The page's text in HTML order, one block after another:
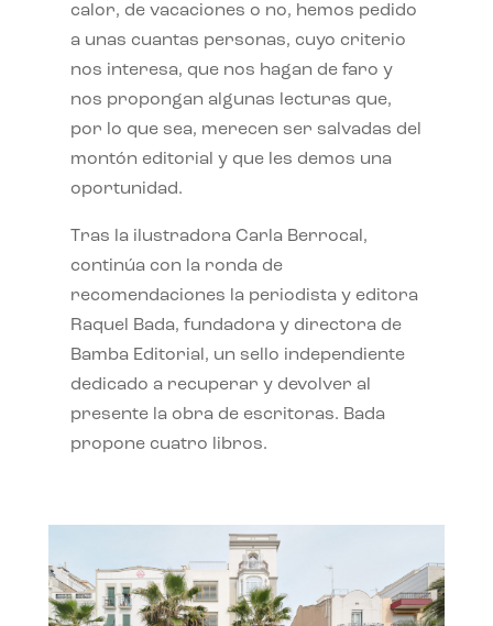
calor, de vacaciones o no, hemos pedido
a unas cuantas personas, cuyo criterio
nos interesa, que nos hagan de faro y
nos propongan algunas lecturas que,
por lo que sea, merecen ser salvadas del
montón editorial y que les demos una
oportunidad.
Tras la ilustradora Carla Berrocal,
continúa con la ronda de
recomendaciones la periodista y editora
Raquel Bada, fundadora y directora de
Bamba Editorial, un sello independiente
dedicado a recuperar y devolver al
presente la obra de escritoras. Bada
propone cuatro libros.